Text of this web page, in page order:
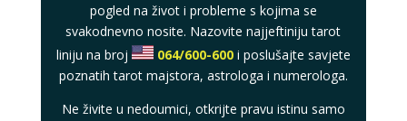
pogled na život i probleme s kojima se
svakodnevno nosite. Nazovite najjeftiniju tarot
liniju na broj
064/600-600 i poslušajte savjete
poznatih tarot majstora, astrologa i numerologa.
Ne živite u nedoumici, otkrijte pravu istinu samo